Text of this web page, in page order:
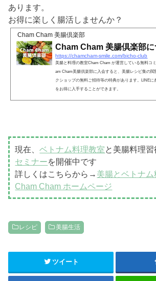
あります。
お得に楽しく腸活しませんか？
Cham Cham 美腸倶楽部
Cham Cham 美腸倶楽部に
https://chamcham-smile.com/bicho-club
美腸と料理の教室Cham Cham が運営している無料コ
am Cham美腸倶楽部に入会すると、美腸レシピ集の
クショップの無料ご招待等の特典があります。LINEに
をお得に入手することができます。
現在、ベトナム料理教室と美腸料理
セミナーを開催中です
詳しくはこちらから→ 美腸とベトナ
Cham Cham ホームページ
レシピ 美腸生活
ツイート